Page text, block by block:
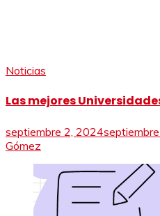
Noticias
Las mejores
septiembre 2, 2024
Gómez